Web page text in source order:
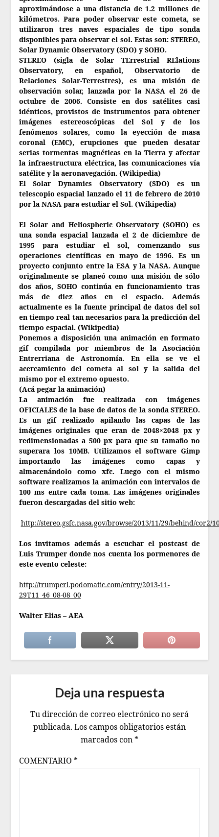
aproximándose a una distancia de 1.2 millones de
kilómetros. Para poder observar este cometa, se
utilizaron tres naves espaciales de tipo sonda
disponibles para observar el sol. Estas son: STEREO,
Solar Dynamic Observatory (SDO) y SOHO.
STEREO (sigla de Solar TErrestrial RElations
Observatory, en español, Observatorio de
Relaciones Solar-Terrestres), es una misión de
observación solar, lanzada por la NASA el 26 de
octubre de 2006. Consiste en dos satélites casi
idénticos, provistos de instrumentos para obtener
imágenes estereoscópicas del Sol y de los
fenómenos solares, como la eyección de masa
coronal (EMC), erupciones que pueden desatar
serias tormentas magnéticas en la Tierra y afectar
la infraestructura eléctrica, las comunicaciones vía
satélite y la aeronavegación. (Wikipedia)
El Solar Dynamics Observatory (SDO) es un
telescopio espacial lanzado el 11 de febrero de 2010
por la NASA para estudiar el Sol. (Wikipedia)
El Solar and Heliospheric Observatory (SOHO) es
una sonda espacial lanzada el 2 de diciembre de
1995 para estudiar el sol, comenzando sus
operaciones científicas en mayo de 1996. Es un
proyecto conjunto entre la ESA y la NASA. Aunque
originalmente se planeó como una misión de sólo
dos años, SOHO continúa en funcionamiento tras
más de diez años en el espacio. Además
actualmente es la fuente principal de datos del sol
en tiempo real tan necesarios para la predicción del
tiempo espacial. (Wikipedia)
Ponemos a disposición una animación en formato
gif compilada por miembros de la Asociación
Entrerriana de Astronomía. En ella se ve el
acercamiento del cometa al sol y la salida del
mismo por el extremo opuesto.
(Acá pegar la animación)
La animación fue realizada con imágenes
OFICIALES de la base de datos de la sonda STEREO.
Es un gif realizado apilando las capas de las
imágenes originales que eran de 2048×2048 px y
redimensionadas a 500 px para que su tamaño no
superara los 10MB. Utilizamos el software Gimp
importando las imágenes como capas y
almacenándolo como xfc. Luego con el mismo
software realizamos la animación con intervalos de
100 ms entre cada toma. Las imágenes originales
fueron descargadas del sitio web:
http://stereo.gsfc.nasa.gov/browse/2013/11/29/behind/cor2/
Los invitamos además a escuchar el postcast de
Luis Trumper donde nos cuenta los pormenores de
este evento celeste:
http://trumperl.podomatic.com/entry/2013-11-
29T11_46_08-08_00
Walter Elias – AEA
Deja una respuesta
Tu dirección de correo electrónico no será
publicada. Los campos obligatorios están
marcados con *
COMENTARIO *